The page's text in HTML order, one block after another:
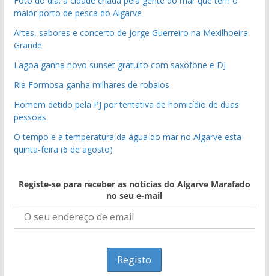
maior porto de pesca do Algarve
Artes, sabores e concerto de Jorge Guerreiro na Mexilhoeira
Grande
Lagoa ganha novo sunset gratuito com saxofone e DJ
Ria Formosa ganha milhares de robalos
Homem detido pela PJ por tentativa de homicídio de duas
pessoas
O tempo e a temperatura da água do mar no Algarve esta
quinta-feira (6 de agosto)
Registe-se para receber as notícias do Algarve Marafado
no seu e-mail